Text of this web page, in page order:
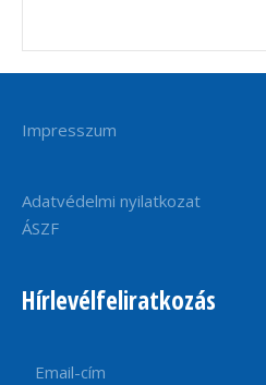
Impresszum
Adatvédelmi nyilatkozat
ÁSZF
Hírlevélfeliratkozás
Email-cím